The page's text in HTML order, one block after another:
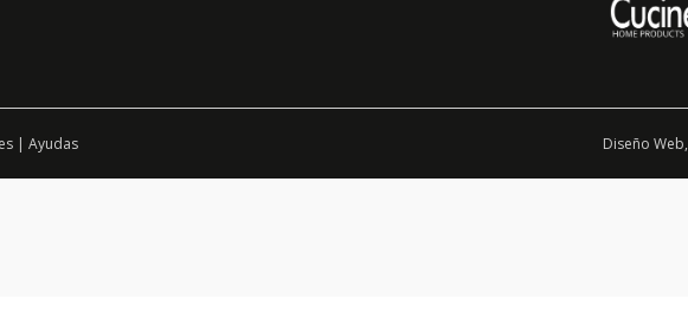
| Ayudas Diseño Web,